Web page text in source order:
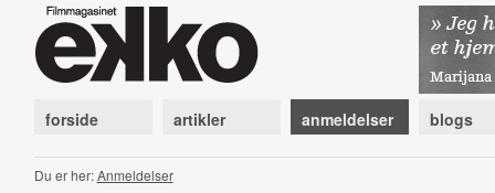
forside artikler anmeldelser blogs
Du er her:Anmeldelser